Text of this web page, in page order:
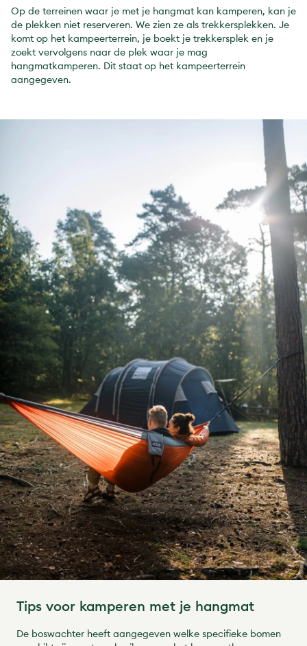
Op de terreinen waar je met je hangmat kan kamperen, kan je
de plekken niet reserveren. We zien ze als trekkersplekken. Je
komt op het kampeerterrein, je boekt je trekkersplek en je
zoekt vervolgens naar de plek waar je mag
hangmatkamperen. Dit staat op het kampeerterrein
aangegeven.
Tips voor kamperen met je hangmat
De boswachter heeft aangegeven welke specifieke bomen